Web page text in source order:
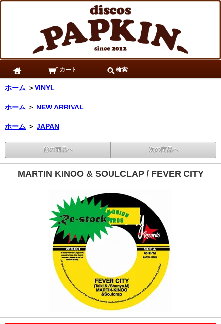
カート 検索
ホーム ＞VINYL
ホーム ＞ NEW ARRIVAL
ホーム ＞ JAPAN
前の商品へ 次の商品へ
MARTIN KINOO & SOULCLAP / FEVER CITY